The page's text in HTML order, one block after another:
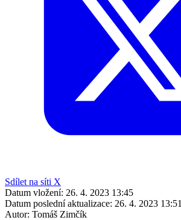
Sdílet na síti X
Datum vložení: 26. 4. 2023 13:45
Datum poslední aktualizace: 26. 4. 2023 13:51
Autor: Tomáš Zimčík